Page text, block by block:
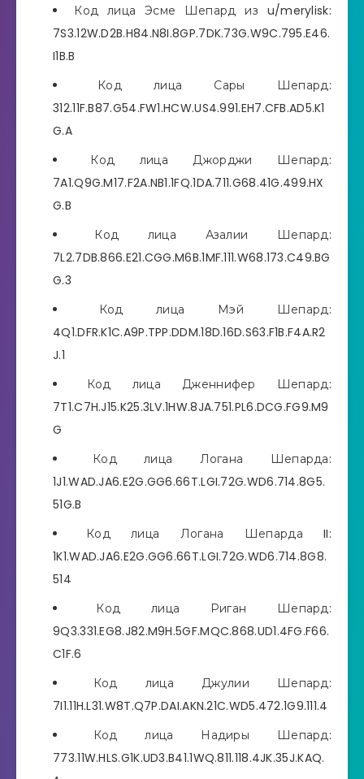
Код лица Эсме Шепард из u/merylisk:
7S3.12W.D2B.H84.N8I.8GP.7DK.73G.W9C.795.E46.
I1B.B
Код лица Сары Шепард:
312.11F.B87.G54.FW1.HCW.US4.991.EH7.CFB.AD5.K1
G.A
Код лица Джорджи Шепард:
7A1.Q9G.M17.F2A.NB1.1FQ.1DA.711.G68.41G.499.HX
G.B
Код лица Азалии Шепард:
7L2.7DB.866.E21.CGG.M6B.1MF.111.W68.173.C49.BG
G.3
Код лица Мэй Шепард:
4Q1.DFR.K1C.A9P.TPP.DDM.18D.16D.S63.F1B.F4A.R2
J.1
Код лица Дженнифер Шепард:
7T1.C7H.J15.K25.3LV.1HW.8JA.751.PL6.DCG.FG9.M9
G
Код лица Логана Шепарда:
1J1.WAD.JA6.E2G.GG6.66T.LGI.72G.WD6.714.8G5.
51G.B
Код лица Логана Шепарда II:
1K1.WAD.JA6.E2G.GG6.66T.LGI.72G.WD6.714.8G8.
514
Код лица Риган Шепард:
9Q3.331.EG8.J82.M9H.5GF.MQC.868.UD1.4FG.F66.
C1F.6
Код лица Джулии Шепард:
7I1.11H.L31.W8T.Q7P.DAI.AKN.21C.WD5.472.1G9.111.4
Код лица Надиры Шепард:
773.11W.HLS.G1K.UD3.B41.1WQ.811.118.4JK.35J.KAQ.